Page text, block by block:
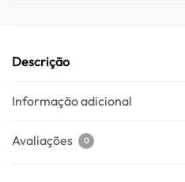
Descrição
Informação adicional
Avaliações 0